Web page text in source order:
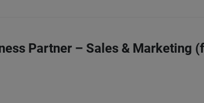
Partner – Sales & Marketing